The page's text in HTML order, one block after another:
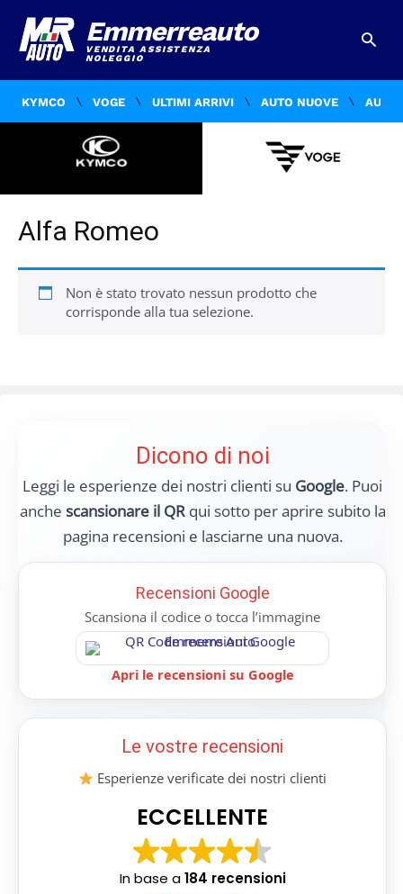
Emmerreauto
VENDITA ASSISTENZA
NOLEGGIO
KYMCO VOGE ULTIMI ARRIVI AUTO NUOVE AUTO
Alfa Romeo
Non è stato trovato nessun prodotto che
corrisponde alla tua selezione.
Dicono di noi
Leggi le esperienze dei nostri clienti su Google. Puoi
anche scansionare il QRqui sotto per aprire subito la
pagina recensioni e lasciarne una nuova.
Recensioni Google
Scansiona il codice o tocca l’immagine
Apri le recensioni su Google
Le vostre recensioni
Esperienze verificate dei nostri clienti
ECCELLENTE
In base a184 recensioni